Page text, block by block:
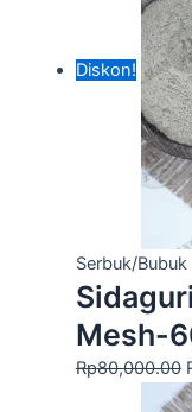
Diskon!
Serbuk/
Mesh-
Rp80,000.00